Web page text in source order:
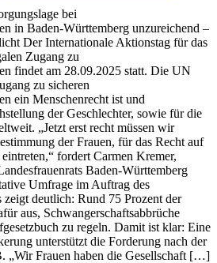
bei
in Baden-Württemberg unzureichend –
Der Internationale Aktionstag für das
Zugang zu
findet am 28.09.2025 statt. Die UN
zu sicheren
ein Menschenrecht ist und
der Geschlechter, sowie für die
„Jetzt erst recht müssen wir
der Frauen, für das Recht auf
fordert Carmen Kremer,
Baden-Württemberg
Umfrage im Auftrag des
deutlich: Rund 75 Prozent der
aus, Schwangerschaftsabbrüche
zu regeln. Damit ist klar: Eine
unterstützt die Forderung nach der
„Wir Frauen haben die Gesellschaft […]